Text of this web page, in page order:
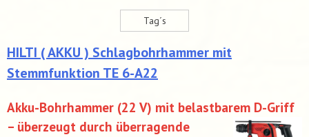
Tag´s
HILTI ( AKKU ) Schlagbohrhammer mit
Stemmfunktion TE 6-A22
Akku-Bohrhammer (22 V) mit belastbarem D-Griff
– überzeugt durch überragende